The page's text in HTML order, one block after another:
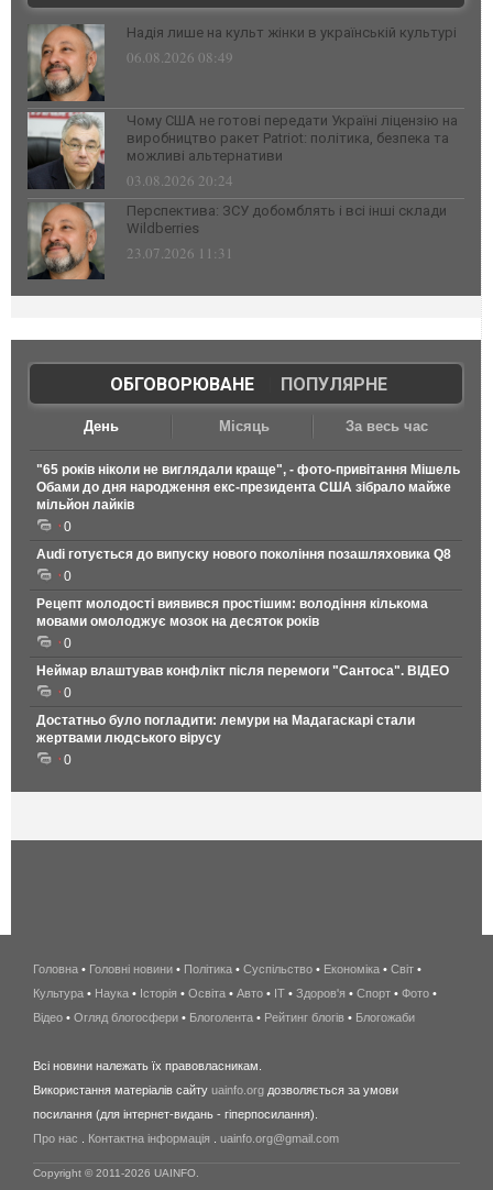
Надія лише на культ жінки в українській культурі
06.08.2026 08:49
Чому США не готові передати Україні ліцензію на
виробництво ракет Patriot: політика, безпека та
можливі альтернативи
03.08.2026 20:24
Перспектива: ЗСУ добомблять і всі інші склади
Wildberries
23.07.2026 11:31
ОБГОВОРЮВАНЕ| ПОПУЛЯРНЕ
День Місяць За весь час
"65 років ніколи не виглядали краще", - фото-привітання Мішель
Обами до дня народження екс-президента США зібрало майже
мільйон лайків
0
Audi готується до випуску нового покоління позашляховика Q8
0
Рецепт молодості виявився простішим: володіння кількома
мовами омолоджує мозок на десяток років
0
Неймар влаштував конфлікт після перемоги "Сантоса". ВІДЕО
0
Достатньо було погладити: лемури на Мадагаскарі стали
жертвами людського вірусу
0
беспроводной
интернет
киев
wimax
в
Головна • Головні новини • Політика • Суспільство • Економіка • Світ •
Культура • Наука • Історія • Освіта • Авто • IT • Здоров'я • Спорт • Фото •
Відео • Огляд блогосфери • Блоголента • Рейтинг блогів • Блогожаби
Всі новини належать їх правовласникам.
Використання матеріалів сайту uainfo.org дозволяється за умови
посилання (для інтернет-видань - гіперпосилання).
Про нас
Контактна інформація uainfo.org@gmail.com
Copyright © 2011-2026 UAINFO.